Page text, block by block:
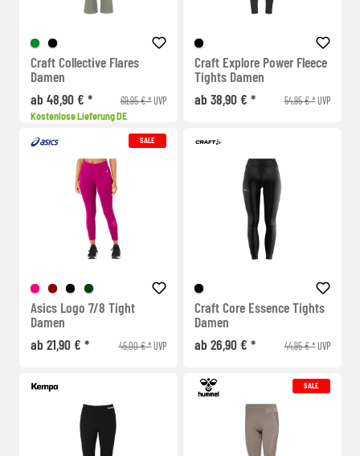
Craft Collective Flares
Damen
ab 48,90 € *
69,95 € *UVP
Kostenlose Lieferung DE
Craft Explore Power Fleece
Tights Damen
ab 38,90 € *
54,95 € *UVP
SALE
Asics Logo 7/8 Tight
Damen
ab 21,90 € *
45,00 € *UVP
Craft Core Essence Tights
Damen
ab 26,90 € *
44,95 € *UVP
SALE